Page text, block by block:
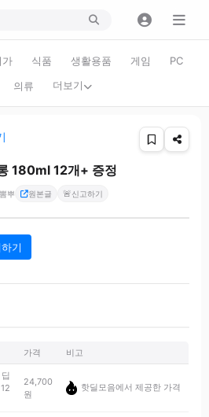
가 식품 생활용품 게임
PC
의류 더보기
180ml 12개+ 증정
뽐뿌 원본글 🚨신고하기
기
가격 비고
24,700
원
핫딜모음에서 제공한 가격